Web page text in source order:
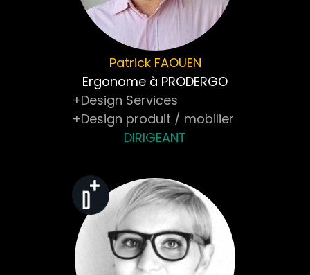
Patrick FAOUEN
Ergonome à PRODERGO
+Design Services
+Design produit / mobilier
DIRIGEANT